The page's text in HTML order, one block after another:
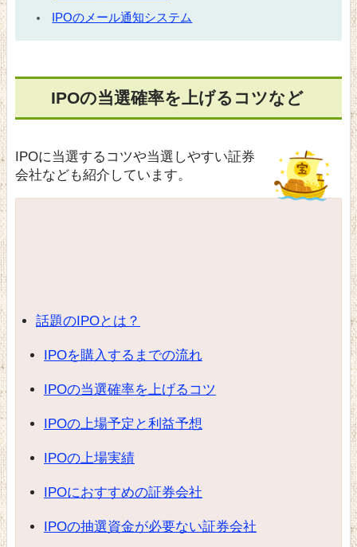
IPOのメール通知システム
IPOの当選確率を上げるコツなど
IPOに当選するコツや当選しやすい証券
会社なども紹介しています。
話題のIPOとは？
IPOを購入するまでの流れ
IPOの当選確率を上げるコツ
IPOの上場予定と利益予想
IPOの上場実績
IPOにおすすめの証券会社
IPOの抽選資金が必要ない証券会社